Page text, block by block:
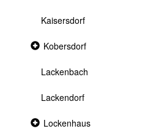
Kaisersdorf
Collapsed
Kobersdorf
Lackenbach
Lackendorf
Collapsed
Lockenhaus